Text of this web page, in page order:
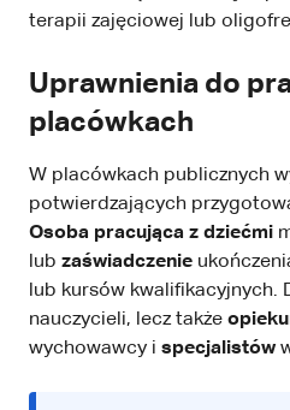
terapii zajęciowej lub
Uprawnienia do
placówkach
W placówkach publicznych
potwierdzających
Osoba pracująca z dziećmi
lub zaświadczenie
lub kursów kwalifikacyjnych.
nauczycieli, lecz także
wychowawcy i specjalistów